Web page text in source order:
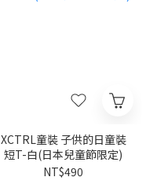
XCTRL童裝 子供的日童裝
短T-白(日本兒童節限定)
NT$490